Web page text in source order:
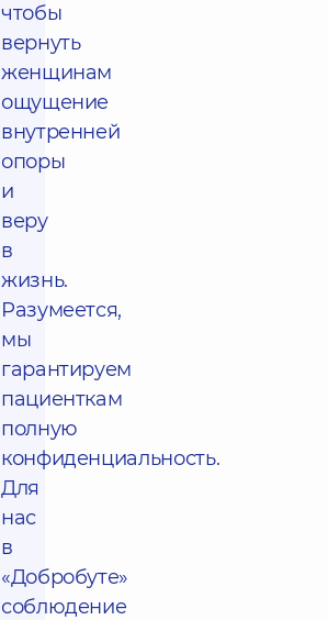
чтобы
вернуть
женщинам
ощущение
внутренней
опоры
и
веру
в
жизнь.
Разумеется,
мы
гарантируем
пациенткам
полную
конфиденциальность.
Для
нас
в
«Добробуте»
соблюдение